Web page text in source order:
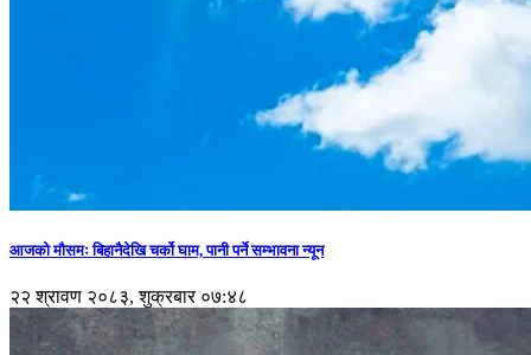
आजको मौसमः बिहानैदेखि चर्को घाम, पानी पर्ने सम्भावना न्यून
२२ श्रावण २०८३, शुक्रबार ०७:४८